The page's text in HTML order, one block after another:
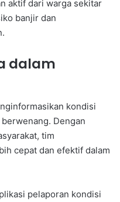
aktif dari warga sekitar
banjir dan
dalam
kondisi
Dengan
tim
cepat dan efektif dalam
pelaporan kondisi